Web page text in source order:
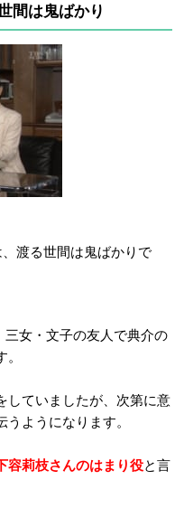
間は鬼ばかり
渡る世間は鬼ばかりで
女・文子の友人で典介の
していましたが、次第に意
ようになります。
容莉枝さんのはまり役と言